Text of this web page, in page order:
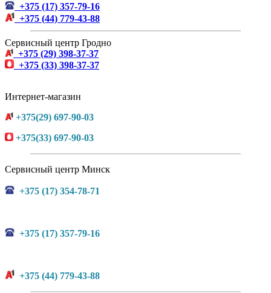
+375 (17) 357-79-16
+375 (44) 779-43-88
Сервисный центр Гродно
+375 (29) 398-37-37
+375 (33) 398-37-37
Интернет-магазин
+375(29) 697-90-03
+375(33) 697-90-03
Сервисный центр Минск
+375 (17) 354-78-71
+375 (17) 357-79-16
+375 (44) 779-43-88